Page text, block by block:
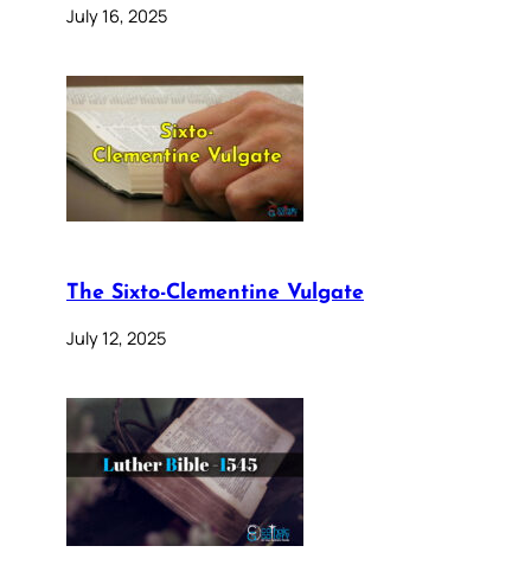
July 16, 2025
The Sixto-Clementine Vulgate
July 12, 2025